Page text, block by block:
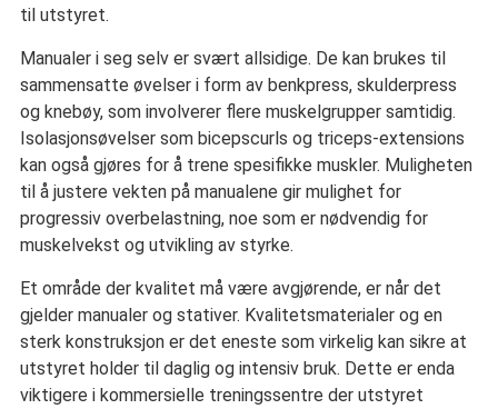
til utstyret.
Manualer i seg selv er svært allsidige. De kan brukes til
sammensatte øvelser i form av benkpress, skulderpress
og knebøy, som involverer flere muskelgrupper samtidig.
Isolasjonsøvelser som bicepscurls og triceps-extensions
kan også gjøres for å trene spesifikke muskler. Muligheten
til å justere vekten på manualene gir mulighet for
progressiv overbelastning, noe som er nødvendig for
muskelvekst og utvikling av styrke.
Et område der kvalitet må være avgjørende, er når det
gjelder manualer og stativer. Kvalitetsmaterialer og en
sterk konstruksjon er det eneste som virkelig kan sikre at
utstyret holder til daglig og intensiv bruk. Dette er enda
viktigere i kommersielle treningssentre der utstyret